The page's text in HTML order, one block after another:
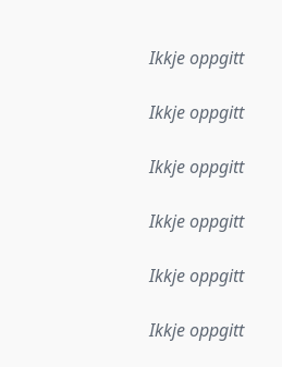
Ikkje oppgitt
Ikkje oppgitt
Ikkje oppgitt
Ikkje oppgitt
Ikkje oppgitt
Ikkje oppgitt